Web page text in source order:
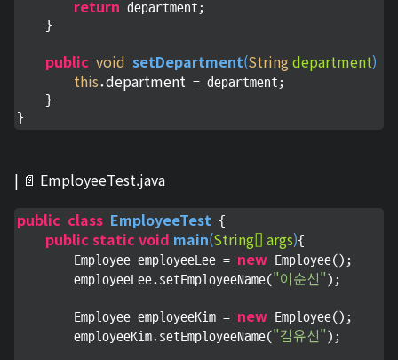
return department;
    }
public void setDepartment(String department)
this.department = department;
    }
| 📄 EmployeeTest.java
public class EmployeeTest {
public static void main(String[] args){
        Employee employeeLee =
new Employee();
        employeeLee.setEmployeeName(
"이순신");
        Employee employeeKim =
new Employee();
        employeeKim.setEmployeeName(
"김유신");